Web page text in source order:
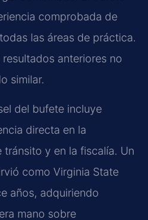
comprobada de
las áreas de práctica.
anteriores no
similar.
del bufete incluye
directa en la
y en la fiscalía. Un
como Virginia State
años, adquiriendo
mano sobre